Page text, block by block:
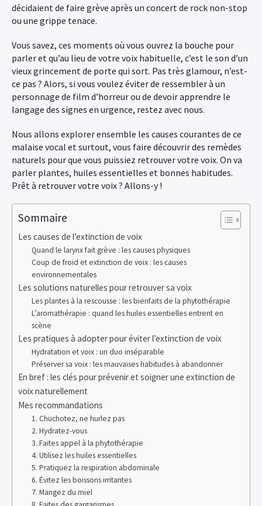
décidaient de faire grève après un concert de rock non-stop
ou une grippe tenace.
Vous savez, ces moments où vous ouvrez la bouche pour
parler et qu’au lieu de votre voix habituelle, c’est le son d’un
vieux grincement de porte qui sort. Pas très glamour, n’est-
ce pas ? Alors, si vous voulez éviter de ressembler à un
personnage de film d’horreur ou de devoir apprendre le
langage des signes en urgence, restez avec nous.
Nous allons explorer ensemble les causes courantes de ce
malaise vocal et surtout, vous faire découvrir des remèdes
naturels pour que vous puissiez retrouver votre voix. On va
parler plantes, huiles essentielles et bonnes habitudes.
Prêt à retrouver votre voix ? Allons-y !
Sommaire
Les causes de l’extinction de voix
Quand le larynx fait grève : les causes physiques
Coup de froid et extinction de voix : les causes
environnementales
Les solutions naturelles pour retrouver sa voix
Les plantes à la rescousse : les bienfaits de la phytothérapie
L’aromathérapie : quand les huiles essentielles entrent en
scène
Les pratiques à adopter pour éviter l’extinction de voix
Hydratation et voix : un duo inséparable
Préserver sa voix : les mauvaises habitudes à abandonner
En bref : les clés pour prévenir et soigner une extinction de
voix naturellement
Mes recommandations
1. Chuchotez, ne hurlez pas
2. Hydratez-vous
3. Faites appel à la phytothérapie
4. Utilisez les huiles essentielles
5. Pratiquez la respiration abdominale
6. Évitez les boissons irritantes
7. Mangez du miel